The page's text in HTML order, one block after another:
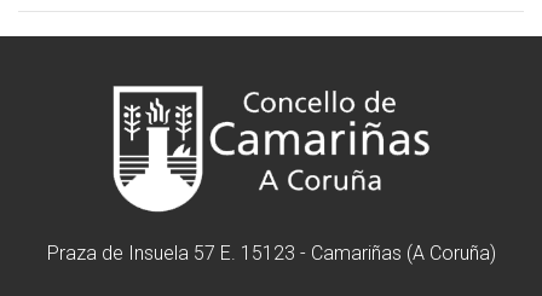
Praza de Insuela 57 E. 15123 - Camariñas (A Coruña)